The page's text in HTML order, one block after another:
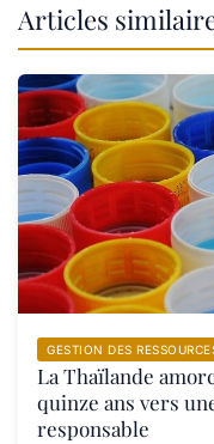
Articles
GESTION DES
La Thaïlande
quinze ans vers
responsable